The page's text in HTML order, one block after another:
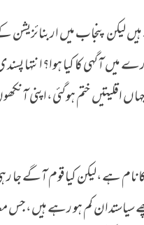
20 سال مل چکے ہیں لیکن پنجاب
آگہی کا کیا ہوا؟انتہا
اقلیتیں ختم ہوگئی،اپنی
نام ہے،لیکن کیا قوم آگے
سیاستدان کم ہو رہے